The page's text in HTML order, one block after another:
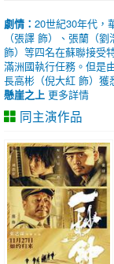
劇情： 20世紀30年代，
（張譯 飾）、張蘭（
飾）等四名在蘇聯接受
滿洲國執行任務。但是
長高彬（倪大紅 飾）獲
懸崖之上 更多詳情
同主演作品